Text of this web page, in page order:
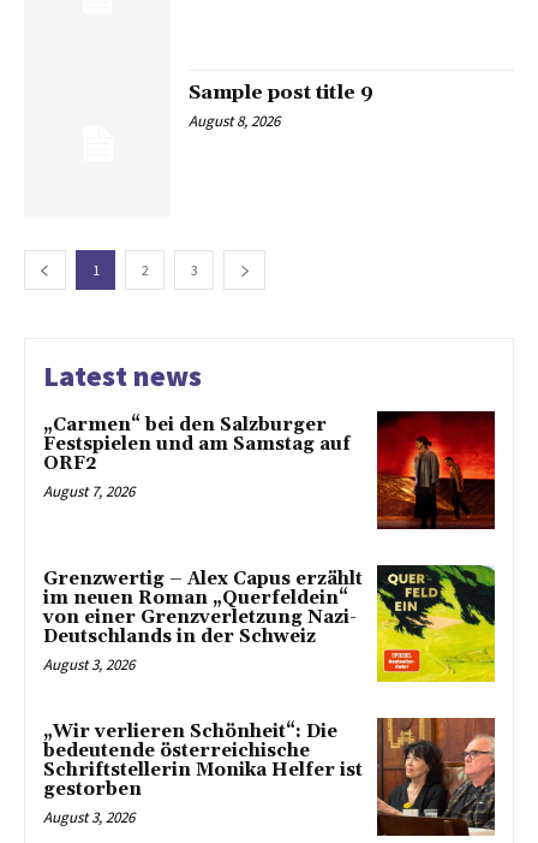
Sample post title 9
August 8, 2026
1 2 3
Latest news
„Carmen“ bei den Salzburger
Festspielen und am Samstag auf
ORF2
August 7, 2026
Grenzwertig – Alex Capus erzählt
im neuen Roman „Querfeldein“
von einer Grenzverletzung Nazi-
Deutschlands in der Schweiz
August 3, 2026
„Wir verlieren Schönheit“: Die
bedeutende österreichische
Schriftstellerin Monika Helfer ist
gestorben
August 3, 2026